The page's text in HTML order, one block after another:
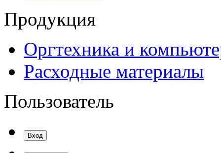
Продукция
Оргтехника и
Расходные материалы
Пользователь
Вход